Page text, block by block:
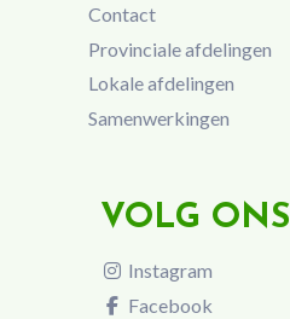
Contact
Provinciale afdelingen
Lokale afdelingen
Samenwerkingen
VOLG ONS
Instagram
Facebook